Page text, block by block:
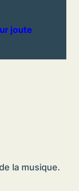
joute
la musique.